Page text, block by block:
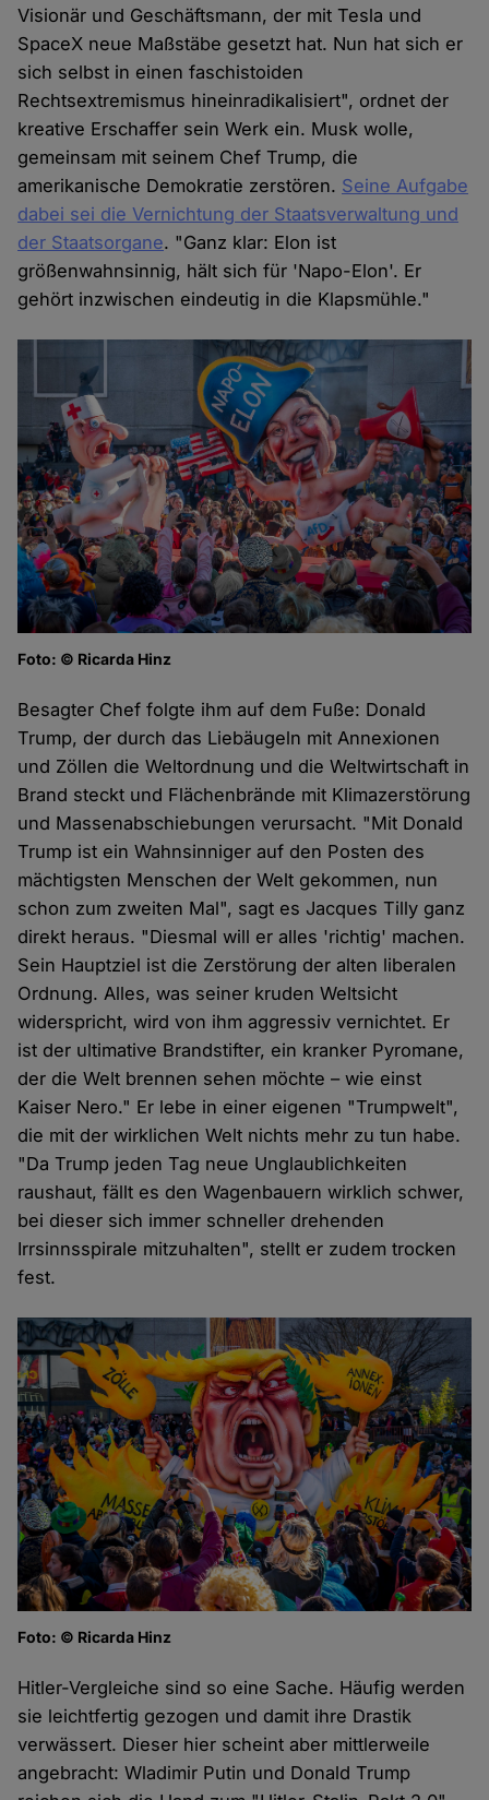
Visionär und Geschäftsmann, der mit Tesla und
SpaceX neue Maßstäbe gesetzt hat. Nun hat sich er
sich selbst in einen faschistoiden
Rechtsextremismus hineinradikalisiert", ordnet der
kreative Erschaffer sein Werk ein. Musk wolle,
gemeinsam mit seinem Chef Trump, die
amerikanische Demokratie zerstören. Seine Aufgabe
dabei sei die Vernichtung der Staatsverwaltung und
der Staatsorgane. "Ganz klar: Elon ist
größenwahnsinnig, hält sich für 'Napo-Elon'. Er
gehört inzwischen eindeutig in die Klapsmühle."
Foto: © Ricarda Hinz
Besagter Chef folgte ihm auf dem Fuße: Donald
Trump, der durch das Liebäugeln mit Annexionen
und Zöllen die Weltordnung und die Weltwirtschaft in
Brand steckt und Flächenbrände mit Klimazerstörung
und Massenabschiebungen verursacht. "Mit Donald
Trump ist ein Wahnsinniger auf den Posten des
mächtigsten Menschen der Welt gekommen, nun
schon zum zweiten Mal", sagt es Jacques Tilly ganz
direkt heraus. "Diesmal will er alles 'richtig' machen.
Sein Hauptziel ist die Zerstörung der alten liberalen
Ordnung. Alles, was seiner kruden Weltsicht
widerspricht, wird von ihm aggressiv vernichtet. Er
ist der ultimative Brandstifter, ein kranker Pyromane,
der die Welt brennen sehen möchte – wie einst
Kaiser Nero." Er lebe in einer eigenen "Trumpwelt",
die mit der wirklichen Welt nichts mehr zu tun habe.
"Da Trump jeden Tag neue Unglaublichkeiten
raushaut, fällt es den Wagenbauern wirklich schwer,
bei dieser sich immer schneller drehenden
Irrsinnsspirale mitzuhalten", stellt er zudem trocken
fest.
Foto: © Ricarda Hinz
Hitler-Vergleiche sind so eine Sache. Häufig werden
sie leichtfertig gezogen und damit ihre Drastik
verwässert. Dieser hier scheint aber mittlerweile
angebracht: Wladimir Putin und Donald Trump